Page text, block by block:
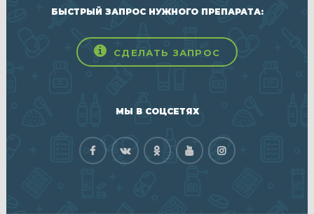
БЫСТРЫЙ ЗАПРОС НУЖНОГО ПРЕПАРАТА:
СДЕЛАТЬ ЗАПРОС
МЫ В СОЦСЕТЯХ